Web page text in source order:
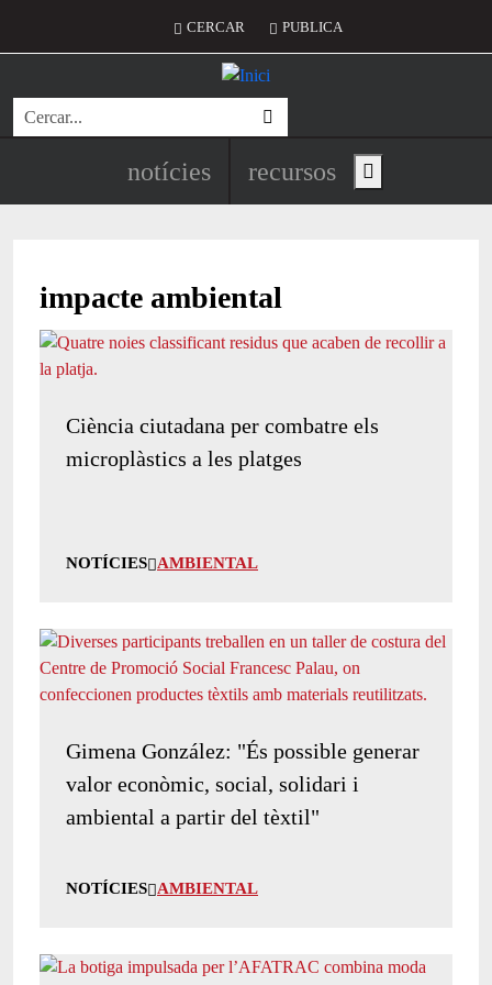
Menú del compte d'usuari
CERCAR PUBLICA
Cerca
Navegació principal de
notícies recursos Show main menu
impacte ambiental
Ciència ciutadana per combatre els
microplàstics a les platges
NOTÍCIES AMBIENTAL
Gimena González: "És possible generar
valor econòmic, social, solidari i
ambiental a partir del tèxtil"
NOTÍCIES AMBIENTAL